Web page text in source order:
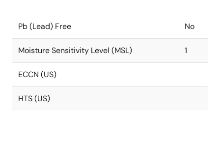
Pb (Lead) Free No
Moisture Sensitivity Level (MSL) 1
ECCN (US)
HTS (US)